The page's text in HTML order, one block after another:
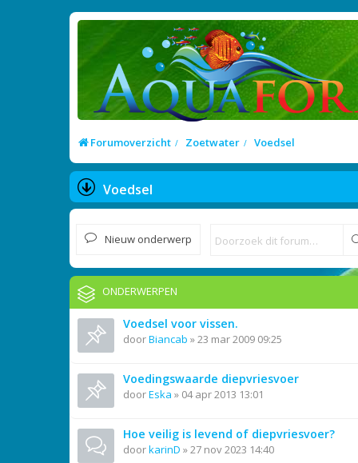
Forumoverzicht Zoetwater Voedsel
Voedsel
Nieuw onderwerp
ONDERWERPEN
Voedsel voor vissen.
doorBiancab »23 mar 2009 09:25
Voedingswaarde diepvriesvoer
doorEska » 04 apr 2013 13:01
Hoe veilig is levend of diepvriesvoer?
doorkarinD »27 nov 2023 14:40